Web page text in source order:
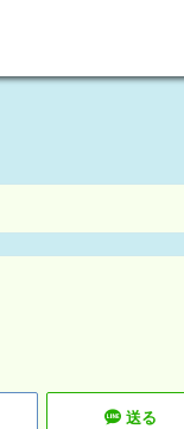
送る